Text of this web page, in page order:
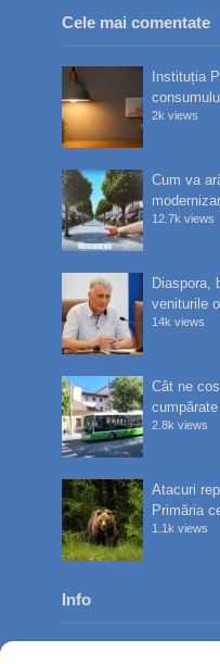
Cele mai comentate
Instituția
2k views
Cum va
12.7k views
Diaspora,
veniturile
14k views
Cât ne
cumpărate
2.8k views
Atacuri
Primăria
1.1k views
Info